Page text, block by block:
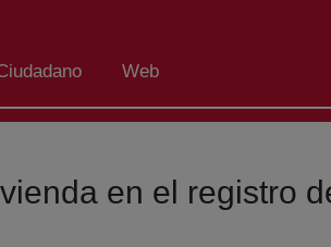
Web
en el registro